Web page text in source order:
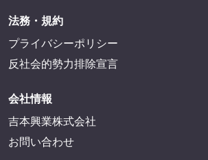
法務・規約
プライバシーポリシー
反社会的勢力排除宣言
会社情報
吉本興業株式会社
お問い合わせ